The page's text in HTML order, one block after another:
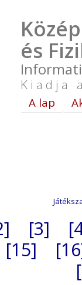
és
Kiadja
A lap
[3]
[15]